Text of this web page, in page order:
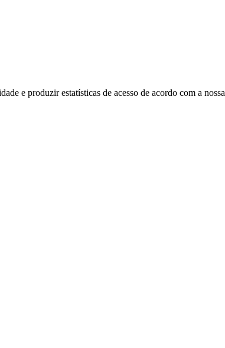
e produzir estatísticas de acesso de acordo com a nossa